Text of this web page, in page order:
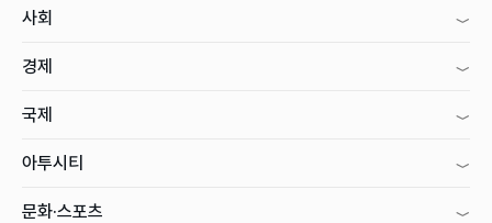
사회
경제
국제
아투시티
문화·스포츠